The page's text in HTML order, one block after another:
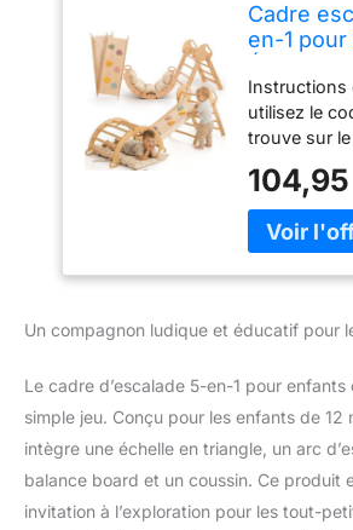
Cadre
en-1
Arc
Balance
Coussin,
Bois pour
de 1 à 3
Instructions
utilisez le
trouve sur
consulter les
instructions.
d'une
ressources
L'ensemble
augmentez
notre
support
Un compagnon ludique et éducatif pour
Le cadre d’escalade 5-en-1 pour enfants
simple jeu. Conçu pour les enfants de 12
intègre une échelle en triangle, un arc
balance board et un coussin. Ce produit
invitation à l’exploration pour les tout-